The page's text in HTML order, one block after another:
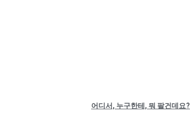
어디서, 누구한테, 뭐 팔건데요?